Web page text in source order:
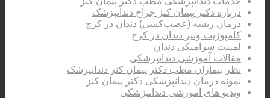
درباره دکتر پیمان کنز جراح دندانپزشک
درمان ریشه (عصب‌کشی) دندان در کرج
کامپوزیت ونیر دندان در کرج
لمینت سرامیکی دندان
مقالات آموزشی دندانپزشکی
نظر بیماران مطب دکتر پیمان کنز دندانپزشک
نمونه درمان دندانپزشکی دکتر پیمان کنز
ویدیو های آموزشی دندانپزشکی